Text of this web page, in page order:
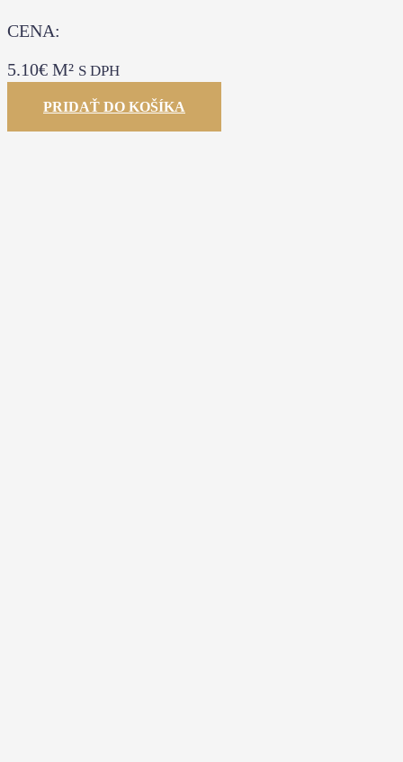
CENA:
5.10€ M² S DPH
PRIDAŤ DO KOŠÍKA